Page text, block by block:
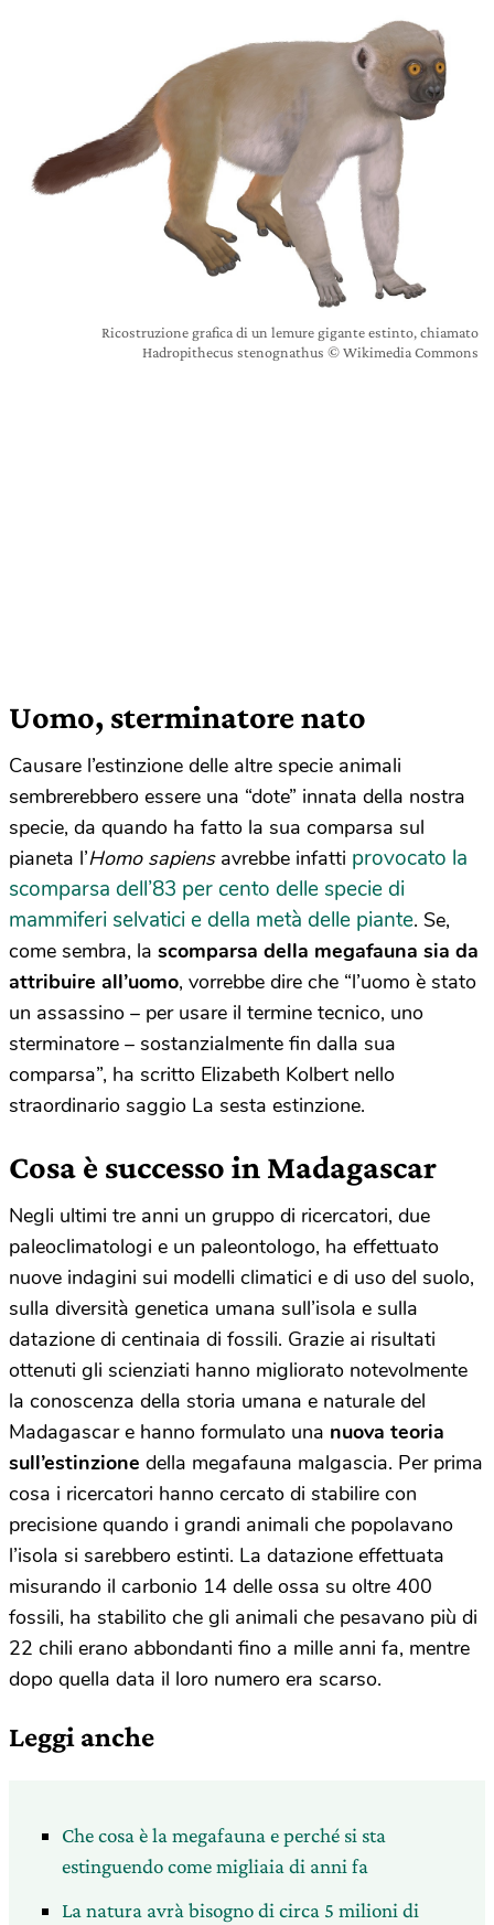
Ricostruzione grafica di un lemure gigante estinto, chiamato
Hadropithecus stenognathus © Wikimedia Commons
Uomo, sterminatore nato
Causare l’estinzione delle altre specie animali
sembrerebbero essere una “dote” innata della nostra
specie, da quando ha fatto la sua comparsa sul
pianeta l’Homo sapiensavrebbe infatti provocato la
scomparsa dell’83 per cento delle specie di
mammiferi selvatici e della metà delle piante. Se,
come sembra, la scomparsa della megafauna sia da
attribuire all’uomo, vorrebbe dire che “l’uomo è stato
un assassino – per usare il termine tecnico, uno
sterminatore – sostanzialmente fin dalla sua
comparsa”, ha scritto Elizabeth Kolbert nello
straordinario saggio La sesta estinzione.
Cosa è successo in Madagascar
Negli ultimi tre anni un gruppo di ricercatori, due
paleoclimatologi e un paleontologo, ha effettuato
nuove indagini sui modelli climatici e di uso del suolo,
sulla diversità genetica umana sull’isola e sulla
datazione di centinaia di fossili. Grazie ai risultati
ottenuti gli scienziati hanno migliorato notevolmente
la conoscenza della storia umana e naturale del
Madagascar e hanno formulato una nuova teoria
sull’estinzione della megafauna malgascia. Per prima
cosa i ricercatori hanno cercato di stabilire con
precisione quando i grandi animali che popolavano
l’isola si sarebbero estinti. La datazione effettuata
misurando il carbonio 14 delle ossa su oltre 400
fossili, ha stabilito che gli animali che pesavano più di
22 chili erano abbondanti fino a mille anni fa, mentre
dopo quella data il loro numero era scarso.
Leggi anche
Che cosa è la megafauna e perché si sta
estinguendo come migliaia di anni fa
La natura avrà bisogno di circa 5 milioni di